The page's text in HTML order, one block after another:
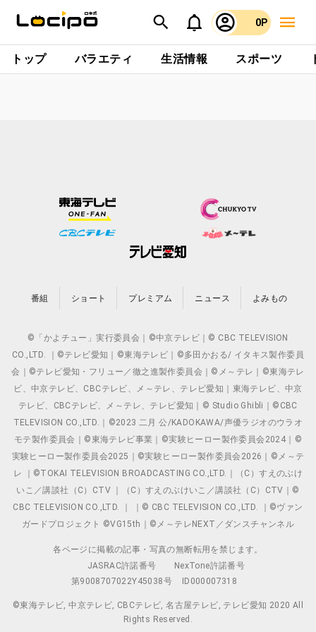
0P
トップ バラエティ 生活情報 スポーツ
番組 ショート プレミアム ニュース よみもの
©「かよチュー」実行委員会｜©中京テレビ｜© CBC TELEVISION
CO.,LTD. ｜©テレビ愛知｜©東海テレビ｜©多田かおる/ イタキス製作委員
会｜©テレビ愛知・フリュー／徹之進製作委員会｜©メ～テレ｜©東海テレ
ビ、中京テレビ、CBCテレビ、メ～テレ、テレビ愛知｜東海テレビ、中京
テレビ、CBCテレビ、メ～テレ、テレビ愛知｜© Studio Ghibli｜©CBC
TELEVISION CO.,LTD.｜©2023 二月 公/KADOKAWA/声優ラジオのウラオ
モテ製作委員会｜©東海テレビ事業｜©実験ヒーロー製作委員会2024｜©
実験ヒーロー製作委員会2025｜©実験ヒーロー製作委員会2026｜©メ～テ
レ ｜©TOKAI TELEVISION BROADCASTING CO.,LTD.｜（C）すえのぶけ
いこ／講談社（C）CTV ｜（C）すえのぶけいこ／講談社（C）CTV｜©
CBC TELEVISION CO.,LTD. ｜ ｜© CBC TELEVISION CO.,LTD. ｜©ヴァン
ガードプロジェクト ©VG15th｜©メ～テレNEXT／ダンスチャンネル
各ページに掲載の記事・写真の無断転用を禁じます。
JASRAC許諾番号
NexTone許諾番号
第9008707022Y45038号
ID000007318
©東海テレビ, 中京テレビ, CBCテレビ, 名古屋テレビ, テレビ愛知 2020 All
Rights Reserved.